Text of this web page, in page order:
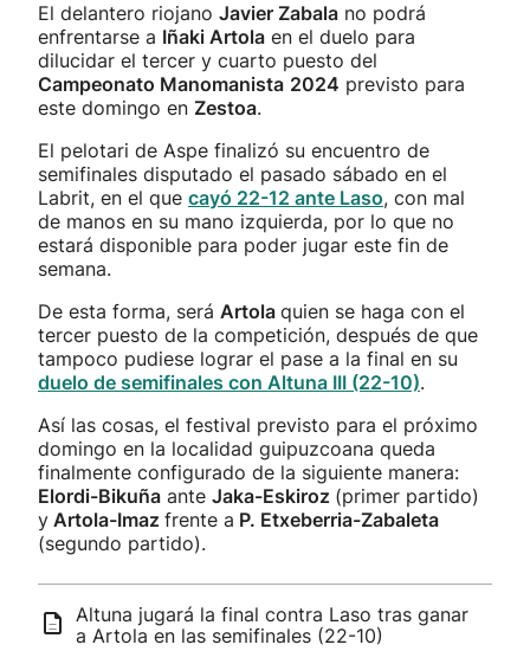
El delantero riojano Javier Zabala no podrá
enfrentarse a Iñaki Artola en el duelo para
dilucidar el tercer y cuarto puesto del
Campeonato Manomanista 2024 previsto para
este domingo en Zestoa.
El pelotari de Aspe finalizó su encuentro de
semifinales disputado el pasado sábado en el
Labrit, en el que cayó 22-12 ante Laso, con mal
de manos en su mano izquierda, por lo que no
estará disponible para poder jugar este fin de
semana.
De esta forma, será Artola quien se haga con el
tercer puesto de la competición, después de que
tampoco pudiese lograr el pase a la final en su
duelo de semifinales con Altuna III (22-10).
Así las cosas, el festival previsto para el próximo
domingo en la localidad guipuzcoana queda
finalmente configurado de la siguiente manera:
Elordi-Bikuña ante Jaka-Eskiroz (primer partido)
y Artola-Imaz frente a P. Etxeberria-Zabaleta
(segundo partido).
Altuna jugará la final contra Laso tras ganar
a Artola en las semifinales (22-10)